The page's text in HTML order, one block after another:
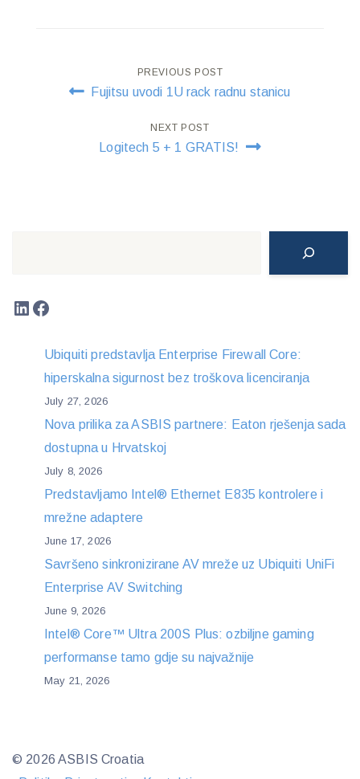
Post
navigation
PREVIOUS POST
Fujitsu uvodi 1U rack radnu stanicu
NEXT POST
Logitech 5 + 1 GRATIS!
LinkedIn
Facebook
Ubiquiti predstavlja Enterprise Firewall Core:
hiperskalna sigurnost bez troškova licenciranja
July 27, 2026
Nova prilika za ASBIS partnere: Eaton rješenja sada
dostupna u Hrvatskoj
July 8, 2026
Predstavljamo Intel® Ethernet E835 kontrolere i
mrežne adaptere
June 17, 2026
Savršeno sinkronizirane AV mreže uz Ubiquiti UniFi
Enterprise AV Switching
June 9, 2026
Intel® Core™ Ultra 200S Plus: ozbiljne gaming
performanse tamo gdje su najvažnije
May 21, 2026
© 2026 ASBIS Croatia